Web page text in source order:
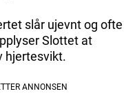
slår ujevnt og ofte
Slottet at
hjertesvikt.